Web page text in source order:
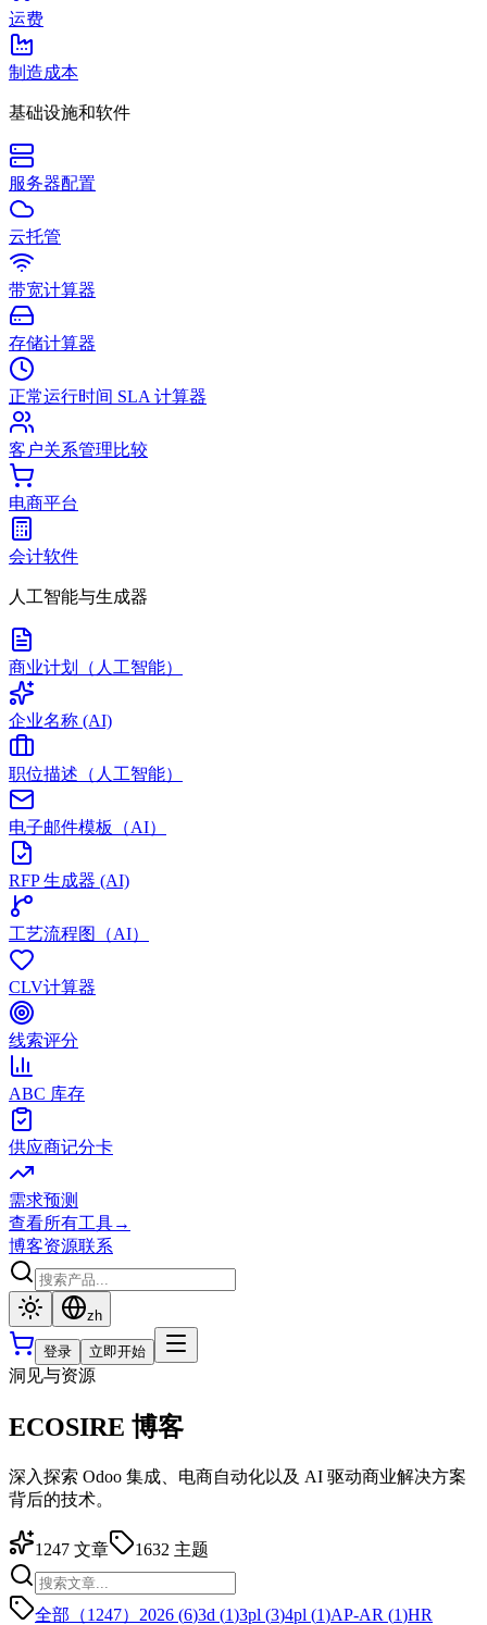
运费
制造成本
基础设施和软件
服务器配置
云托管
带宽计算器
存储计算器
正常运行时间 SLA 计算器
客户关系管理比较
电商平台
会计软件
人工智能与生成器
商业计划（人工智能）
企业名称 (AI)
职位描述（人工智能）
电子邮件模板（AI）
RFP 生成器 (AI)
工艺流程图（AI）
CLV计算器
线索评分
ABC 库存
供应商记分卡
需求预测
查看所有工具→
博客资源联系
zh
登录 立即开始
洞见与资源
ECOSIRE 博客
深入探索 Odoo 集成、电商自动化以及 AI 驱动商业解决方案
背后的技术。
1247 文章 1632 主题
全部（1247） 2026 (6)3d (1)3pl (3)4pl (1)AP-AR (1)HR